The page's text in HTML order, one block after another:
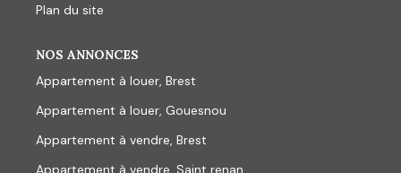
Plan du site
NOS ANNONCES
Appartement à louer, Brest
Appartement à louer, Gouesnou
Appartement à vendre, Brest
Appartement à vendre, Saint renan